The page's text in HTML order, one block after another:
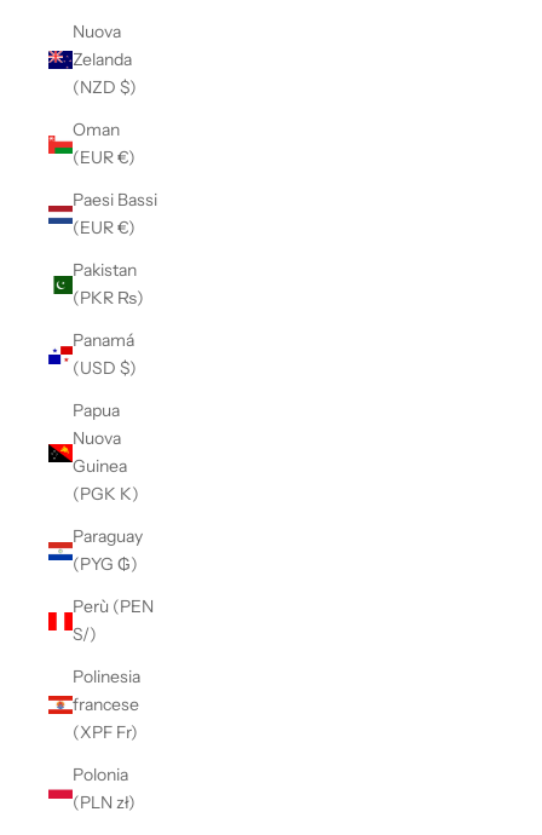
Nuova
Zelanda
(NZD $)
Oman
(EUR €)
Paesi Bassi
(EUR €)
Pakistan
(PKR ₨)
Panamá
(USD $)
Papua
Nuova
Guinea
(PGK K)
Paraguay
(PYG ₲)
Perù (PEN
S/)
Polinesia
francese
(XPF Fr)
Polonia
(PLN zł)